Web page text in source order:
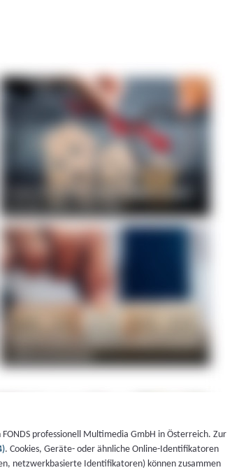
professionell Multimedia GmbH in Österreich. Zur
. Cookies, Geräte- oder ähnliche Online-Identifikatoren
netzwerkbasierte Identifikatoren) können zusammen